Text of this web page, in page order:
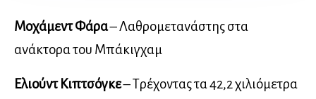
Μοχάμεντ Φάρα– Λαθρομετανάστης στα
ανάκτορα του Μπάκιγχαμ
Ελιούντ Κιπτσόγκε– Τρέχοντας τα 42,2 χιλιόμετρα